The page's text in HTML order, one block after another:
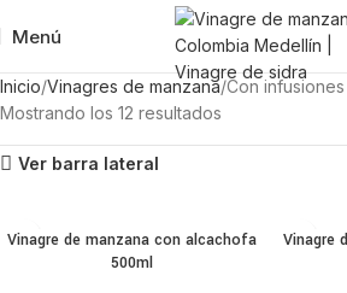
Menú
Inicio Vinagres de manzana Con
Mostrando los 12 resultados
Ver barra lateral
Vinagre de manzana con alcachofa
500ml
Vinagre